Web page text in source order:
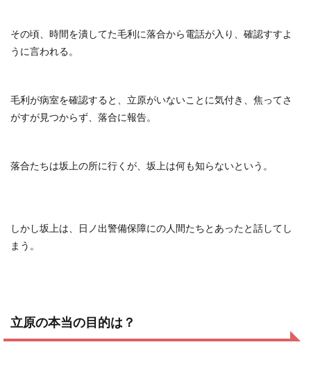
その頃、時間を潰してた毛利に落合から電話が入り、確認すすよ
うに言われる。
毛利が病室を確認すると、立原がいないことに気付き、焦ってさ
がすが見つからず、落合に報告。
落合たちは坂上の所に行くが、坂上は何も知らないという。
しかし坂上は、日ノ出警備保障にの人間たちとあったと話してし
まう。
立原の本当の目的は？